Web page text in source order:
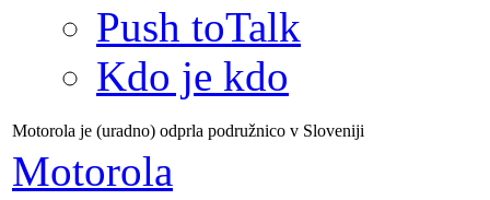
Push toTalk
Kdo je kdo
Motorola je (uradno) odprla podružnico v Sloveniji
Motorola